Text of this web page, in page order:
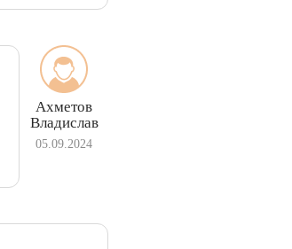
Ахметов
Владислав
05.09.2024